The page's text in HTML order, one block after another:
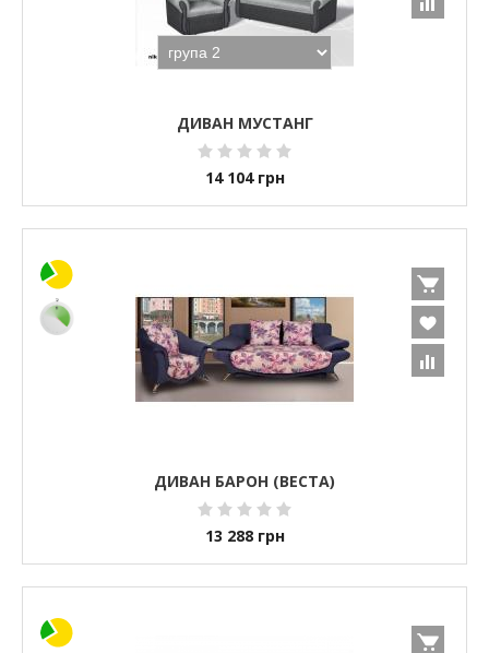
ДИВАН МУСТАНГ
14 104 грн
ДИВАН БАРОН (ВЕСТА)
13 288 грн